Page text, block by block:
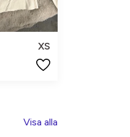
XS
Visa alla